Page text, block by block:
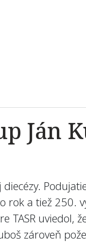
Ján
a tiež 250.
TASR uviedol,
zároveň